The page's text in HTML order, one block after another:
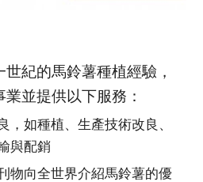
紀的馬鈴薯種植經驗，
並提供以下服務：
，如種植、生產技術改良、
與配銷
物向全世界介紹馬鈴薯的優